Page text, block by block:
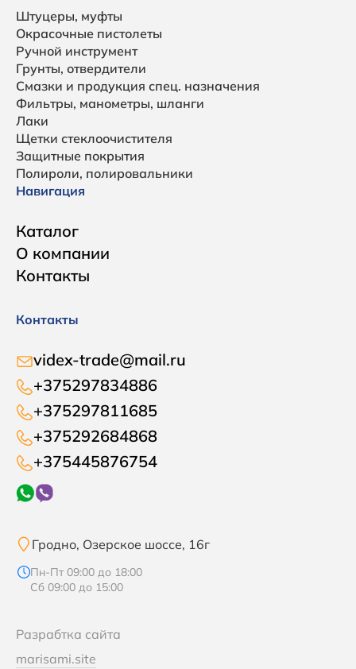
Штуцеры, муфты
Окрасочные пистолеты
Ручной инструмент
Грунты, отвердители
Смазки и продукция спец. назначения
Фильтры, манометры, шланги
Лаки
Щетки стеклоочистителя
Защитные покрытия
Полироли, полировальники
Навигация
Каталог
О компании
Контакты
Контакты
videx-trade@mail.ru
+375297834886
+375297811685
+375292684868
+375445876754
Гродно, Озерское шоссе, 16г
Пн-Пт 09:00 до 18:00
Сб 09:00 до 15:00
Разрабтка сайта
marisami.site